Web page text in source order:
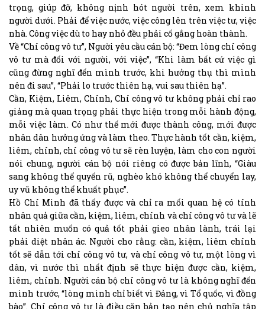
trọng, giúp đỡ, không nịnh hót người trên, xem khinh
người dưới. Phải để việc nước, việc công lên trên việc tư, việc
nhà. Công việc dù to hay nhỏ đều phải cố gắng hoàn thành.
Về “Chí công vô tư”, Người yêu cầu cán bộ: “Đem lòng chí công
vô tư mà đối với người, với việc”, “Khi làm bất cứ việc gì
cũng đừng nghĩ đến mình trước, khi hưởng thụ thì mình
nên đi sau”, “Phải lo trước thiên hạ, vui sau thiên hạ”.
Cần, Kiệm, Liêm, Chính, Chí công vô tư không phải chỉ rao
giảng mà quan trọng phải thực hiện trong mỗi hành động,
mỗi việc làm. Có như thế mới được thành công, mới được
nhân dân hưởng ứng và làm theo. Thực hành tốt cần, kiệm,
liêm, chính, chí công vô tư sẽ rèn luyện, làm cho con người
nói chung, người cán bộ nói riêng có được bản lĩnh, “Giàu
sang không thể quyến rũ, nghèo khó không thể chuyển lay,
uy vũ không thể khuất phục”.
Hồ Chí Minh đã thấy được và chỉ ra mối quan hệ có tính
nhân quả giữa cần, kiệm, liêm, chính và chí công vô tư và lẽ
tất nhiên muốn có quả tốt phải gieo nhân lành, trái lại
phải diệt nhân ác. Người cho rằng: cần, kiệm, liêm chính
tốt sẽ dẫn tới chí công vô tư, và chí công vô tư, một lòng vì
dân, vì nước thì nhất định sẽ thực hiện được cần, kiệm,
liêm, chính. Người cán bộ chí công vô tư là không nghĩ đến
mình trước, “lòng mình chỉ biết vì Đảng, vì Tổ quốc, vì đồng
bào”. Chí công vô tư là điều căn bản tạo nên chủ nghĩa tập